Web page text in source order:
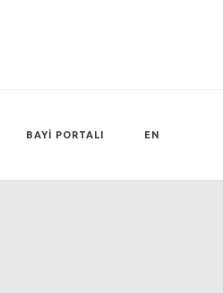
BAYI PORTALI EN